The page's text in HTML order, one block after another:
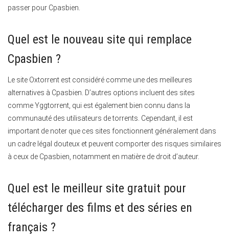
passer pour Cpasbien.
Quel est le nouveau site qui remplace
Cpasbien ?
Le site Oxtorrent est considéré comme une des meilleures
alternatives à Cpasbien. D’autres options incluent des sites
comme Yggtorrent, qui est également bien connu dans la
communauté des utilisateurs de torrents. Cependant, il est
important de noter que ces sites fonctionnent généralement dans
un cadre légal douteux et peuvent comporter des risques similaires
à ceux de Cpasbien, notamment en matière de droit d’auteur.
Quel est le meilleur site gratuit pour
télécharger des films et des séries en
français ?